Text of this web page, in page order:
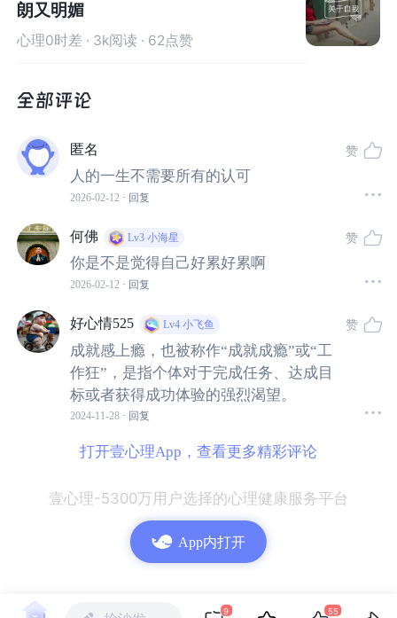
甚至有很多人认为，“无聊”是可耻的。
“无聊”代表着无所事事，无所事事又代表着“浪费时
间”，浪费时间则代表着不上进。
在大部分人的观念里，一旦不上进就会落后于人，甚至被
朗又明媚
心理0时差 · 3k阅读 · 62点赞
匿名
人的一生不需要所有的认可
2026-02-12 · 回复
赞
何佛 Lv3 小海星
你是不是觉得自己好累好累啊
2026-02-12 · 回复
赞
好心情525 Lv4 小飞鱼
成就感上瘾，也被称作“成就成瘾”或“工
作狂”，是指个体对于完成任务、达成目
标或者获得成功体验的强烈渴望。
2024-11-28 · 回复
赞
打开壹心理App，查看更多精彩评论
壹心理-5300万用户选择的心理健康服务平台
9 55
App内打开